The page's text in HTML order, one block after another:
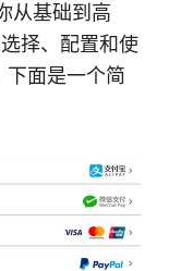
从基础到高
择、配置和使
下面是一个简